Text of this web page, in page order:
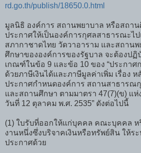
rd.go.th/publish/18650.0.html
มูลนิธิ องค์การ สถานพยาบาล หรือสถาน
ประกาศให้เป็นองค์การกุศลสาธารณะไป
สภากาชาดไทย วัดวาอาราม และสถาน
ศึกษาขององค์การของรัฐบาล จะต้องปฏิ
เกณฑ์ในข้อ 9 และข้อ 10 ของ “ประกาศ
ด้วยภาษีเงินได้และภาษีมูลค่าเพิ่ม เรื่อง
ประกาศกำหนดองค์การ สถานสาธารณ
และสถานศึกษา ตามมาตรา 47(7)(ข) แห่
วันที่ 12 ตุลาคม พ.ศ. 2535” ดังต่อไปนี้
(1) ใบรับที่ออกให้แก่บุคคล คณะบุคคล ห
งานหนึ่งซึ่งบริจาคเงินหรือทรัพย์สิน ให้ร
ประกาศด้วย